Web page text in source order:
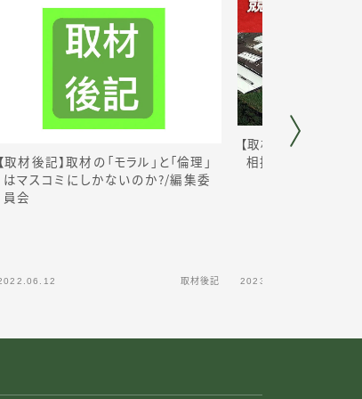
【取材後記】取材の「モラル」と「倫理」
はマスコミにしかないのか？／編集委
員会
取材後記
【取材後記】この競
相撲」
2023.01.23